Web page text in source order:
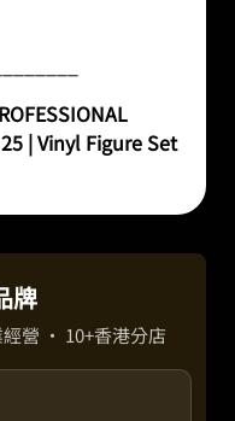
| Vinyl Figure Set
牌
營 · 10+香港分店